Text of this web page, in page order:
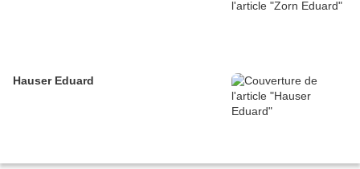
Hauser Eduard